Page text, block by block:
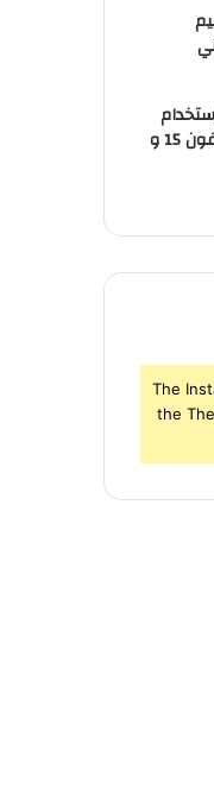
Action mode على ايفون 15 و
The
the